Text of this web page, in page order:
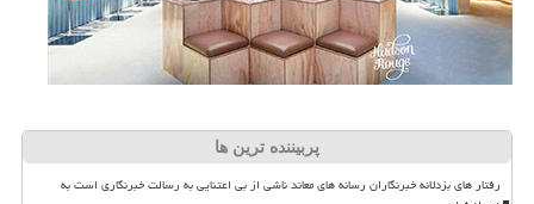
پربیننده ترین ها
رفتار های بزدلانه خبرنگاران رسانه های معاند ناشی از بی اعتنایی به رسالت خبرنگاری است به